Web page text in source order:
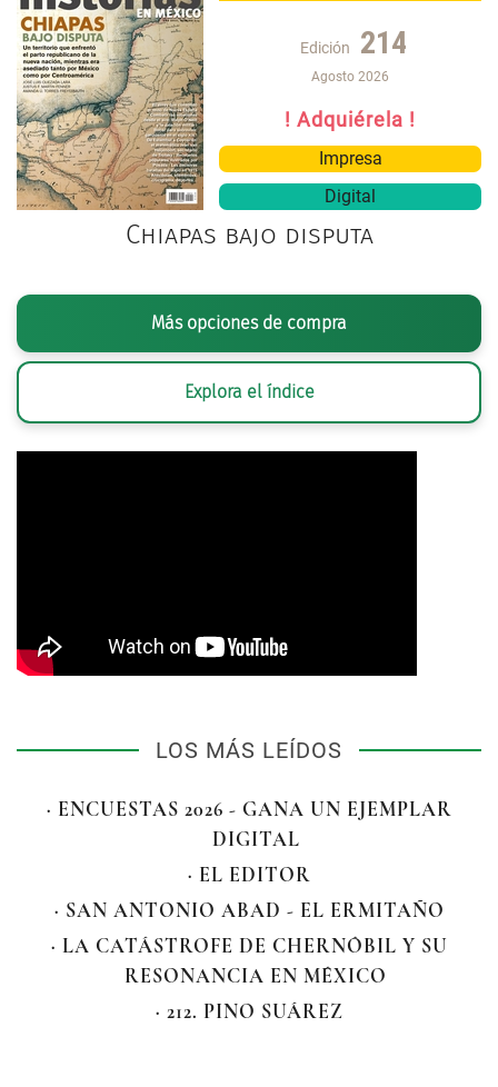
Edición 214
Agosto 2026
! Adquiérela !
Impresa
Digital
Chiapas bajo disputa
Más opciones de compra
Explora el índice
LOS MÁS LEÍDOS
· ENCUESTAS 2026 - GANA UN EJEMPLAR
DIGITAL
· EL EDITOR
· SAN ANTONIO ABAD - EL ERMITAÑO
· LA CATÁSTROFE DE CHERNÓBIL Y SU
RESONANCIA EN MÉXICO
· 212. PINO SUÁREZ